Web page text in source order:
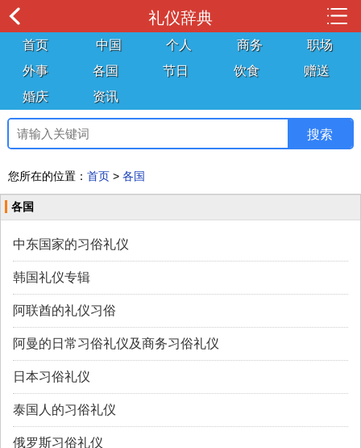
礼仪辞典
首页 中国 个人 商务
职场
外事
各国 节日 饮食
赠送
婚庆
资讯
您所在的位置： 首页 > 各国
各国
中东国家的习俗礼仪
韩国礼仪专辑
阿联酋的礼仪习俗
阿曼的日常习俗礼仪及商务习俗礼仪
日本习俗礼仪
泰国人的习俗礼仪
俄罗斯习俗礼仪